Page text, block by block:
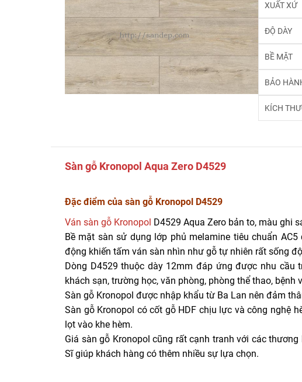
XUẤT XỨ
ĐỘ DÀY
BỀ MẶT
BẢO
KÍCH
Sàn gỗ Kronopol Aqua Zero D4529
Đặc điểm của sàn gỗ Kronopol D4529
Ván sàn gỗ Kronopol D4529 Aqua Zero bản to, màu ghi
Bề mặt sàn sử dụng lớp phủ melamine tiêu chuẩn
động khiến tấm ván sàn nhìn như gỗ tự nhiên rất sống
Dòng D4529 thuộc dày 12mm đáp ứng được nhu
khách sạn, trường học, văn phòng, phòng thể thao, bệnh
Sàn gỗ Kronopol được nhập khẩu từ Ba Lan nên đảm
Sàn gỗ Kronopol có cốt gỗ HDF chịu lực và công nghệ
lọt vào khe hèm.
Giá sàn gỗ Kronopol cũng rất cạnh tranh với các
Sĩ giúp khách hàng có thêm nhiều sự lựa chọn.